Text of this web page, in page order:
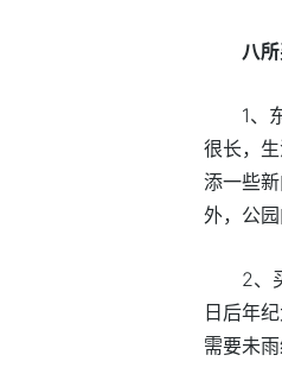
八
1、
很长，
添一些
外，公
2、
日后年
需要未雨